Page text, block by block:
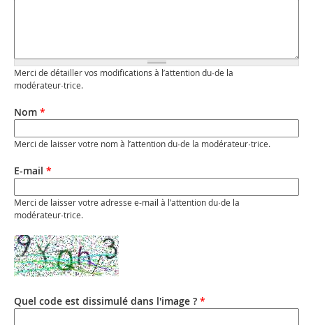
Merci de détailler vos modifications à l’attention du·de la
modérateur·trice.
Nom *
Merci de laisser votre nom à l’attention du·de la modérateur·trice.
E-mail *
Merci de laisser votre adresse e-mail à l’attention du·de la
modérateur·trice.
Quel code est dissimulé dans l'image ? *